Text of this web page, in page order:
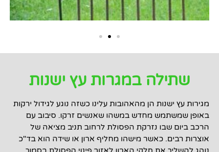
שתילה במגרות עץ ישנות
מגירות עץ ישנות הן מהאהובות עלינו כשזה נוגע לגידול ירקות
באופן שמשתמש מחדש במשהו שאנשים זרקו. סיבוב עם
הרכב ביום שבו נזרקת הפסולת לרחוב תניב מציאה של
אוצרות רבים. כאשר מישהו מחליף ארון או שידה הוא בד"כ